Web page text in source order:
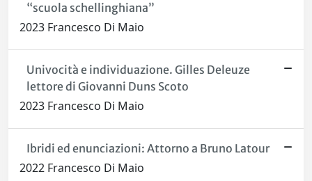
“scuola schellinghiana”
2023 Francesco Di Maio
Univocità e individuazione. Gilles Deleuze
lettore di Giovanni Duns Scoto
2023 Francesco Di Maio
Ibridi ed enunciazioni: Attorno a Bruno Latour
2022 Francesco Di Maio